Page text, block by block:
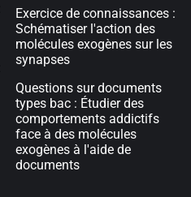
Exercice de connaissances :
Schématiser l'action des
molécules exogènes sur les
synapses
Questions sur documents
types bac : Étudier des
comportements addictifs
face à des molécules
exogènes à l'aide de
documents